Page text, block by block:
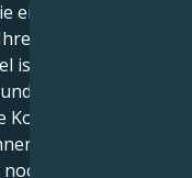
einzigartig
innere Welt, die
Sie braucht
Zugehörigkeit,
hat
Dynamik zu
tun. Ihre